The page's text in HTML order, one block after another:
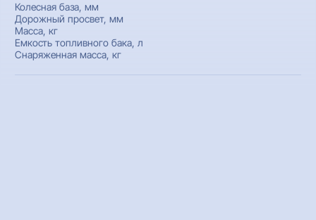
Колесная база, мм
Дорожный просвет, мм
Масса, кг
Емкость топливного бака, л
Снаряженная масса, кг